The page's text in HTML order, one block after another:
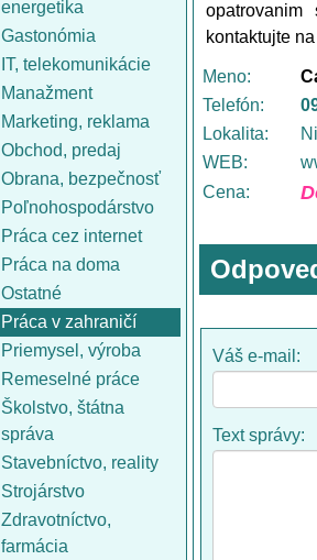
energetika
Gastonómia
IT, telekomunikácie
Manažment
Marketing, reklama
Obchod, predaj
Obrana, bezpečnosť
Poľnohospodárstvo
Práca cez internet
Práca na doma
Ostatné
Práca v zahraničí
Priemysel, výroba
Remeselné práce
Školstvo, štátna
správa
Stavebníctvo, reality
Strojárstvo
Zdravotníctvo,
farmácia
opatrovanim
kontaktujte
Meno:
Telefón:
Lokalita:
WEB:
Cena:
Váš e-mail:
Text správy: